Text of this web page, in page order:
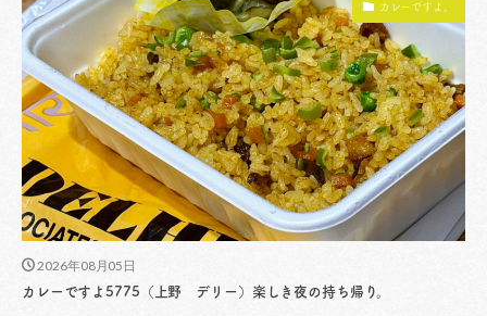
カレーですよ。
2026年08月05日
カレーですよ5775（上野 デリー）楽しき夜の持ち帰り。